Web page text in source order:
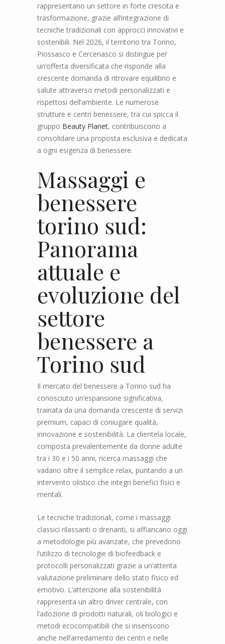
rappresentano un settore in forte crescita e
trasformazione, grazie all’integrazione di
tecniche tradizionali con approcci innovativi e
sostenibili. Nel 2026, il territorio tra Torino,
Piossasco e Cercenasco si distingue per
un’offerta diversificata che risponde alla
crescente domanda di ritrovare equilibrio e
salute attraverso metodi personalizzati e
rispettosi dell’ambiente. Le numerose
strutture e centri benessere, tra cui spicca il
gruppo Beauty Planet, contribuiscono a
consolidare una proposta esclusiva e dedicata
a ogni esigenza di benessere.
Massaggi e
benessere
torino sud:
Panorama
attuale e
evoluzione del
settore
benessere a
Torino sud
Il mercato del benessere a Torino sud ha
conosciuto un’espansione significativa,
trainata da una domanda crescente di servizi
premium, capaci di coniugare qualità,
innovazione e sostenibilità. La clientela locale,
composta prevalentemente da donne adulte
tra i 30 e i 50 anni, ricerca massaggi che
vadano oltre il semplice relax, puntando a un
intervento olistico che integri benefici fisici e
mentali.
Le tecniche tradizionali, come i massaggi
classici rilassanti o drenanti, si affiancano oggi
a metodologie più avanzate, che prevedono
l’utilizzo di tecnologie di biofeedback e
protocolli personalizzati grazie a un’attenta
valutazione preliminare dello stato fisico ed
emotivo. L’attenzione alla sostenibilità
rappresenta un altro driver centrale, con
l’adozione di prodotti naturali, oli biologici e
metodi ecocompatibili che si inseriscono
anche nell’arredamento dei centri e nelle